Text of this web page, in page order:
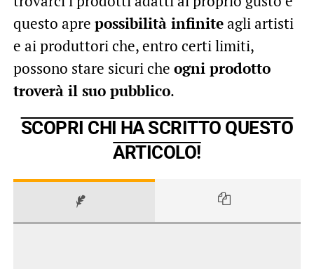
questo apre possibilità infiniteagli artisti
e ai produttori che, entro certi limiti,
possono stare sicuri che ogni prodotto
troverà il suo pubblico.
SCOPRI CHI HA SCRITTO QUESTO
ARTICOLO!